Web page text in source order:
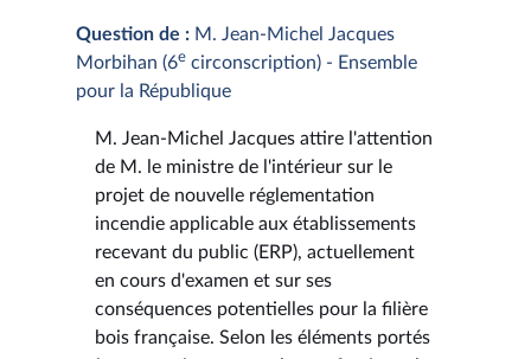
Question de : M. Jean-Michel Jacques
Morbihan (6e circonscription) - Ensemble
pour la République
M. Jean-Michel Jacques attire l'attention
de M. le ministre de l'intérieur sur le
projet de nouvelle réglementation
incendie applicable aux établissements
recevant du public (ERP), actuellement
en cours d'examen et sur ses
conséquences potentielles pour la filière
bois française. Selon les éléments portés